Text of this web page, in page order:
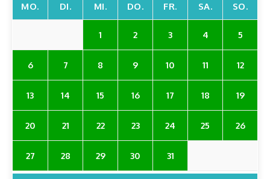
MO. DI. MI. DO. FR. SA. SO.
1 2 3 4 5
6 7 8 9 10 11 12
13 14 15 16 17 18 19
20 21 22 23 24 25 26
27 28 29 30 31